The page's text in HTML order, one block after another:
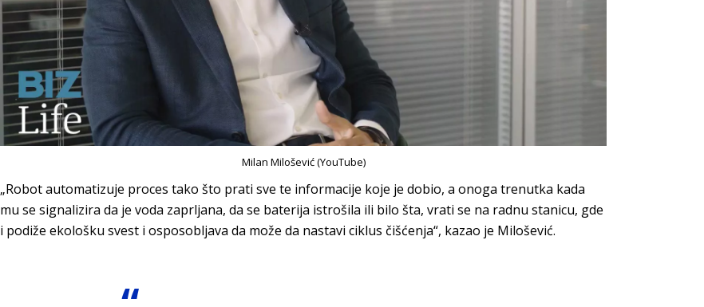
Milan Milošević (YouTube)
„Robot automatizuje proces tako što prati sve te informacije koje je dobio, a onoga trenutka kada
mu se signalizira da je voda zaprljana, da se baterija istrošila ili bilo šta, vrati se na radnu stanicu, gde
i podiže ekološku svest i osposobljava da može da nastavi ciklus čišćenja“, kazao je Milošević.